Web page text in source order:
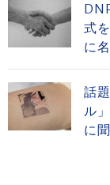
式
に
話
ル
に